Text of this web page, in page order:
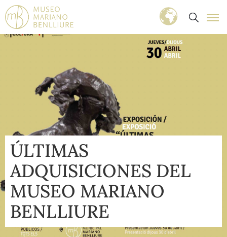
ÚLTIMAS
ADQUISICIONES DEL
MUSEO MARIANO
BENLLIURE